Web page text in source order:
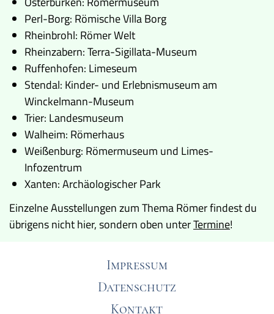
Perl-Borg: Römische Villa Borg
Rheinbrohl: Römer Welt
Rheinzabern: Terra-Sigillata-Museum
Ruffenhofen: Limeseum
Stendal: Kinder- und Erlebnismuseum am
Winckelmann-Museum
Trier: Landesmuseum
Walheim: Römerhaus
Weißenburg: Römermuseum und Limes-
Infozentrum
Xanten: Archäologischer Park
Einzelne Ausstellungen zum Thema Römer findest du
übrigens nicht hier, sondern oben unterTermine!
Impressum
Datenschutz
Kontakt